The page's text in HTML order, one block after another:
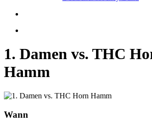
1. Damen vs. THC
Hamm
Wann